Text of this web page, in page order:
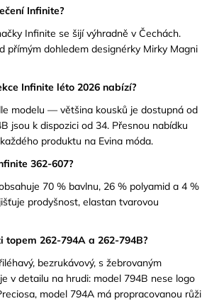
Infinite?
Infinite se šijí výhradně v Čechách.
přímým dohledem designérky Mirky Magni
Infinite léto 2026 nabízí?
modelu — většina kousků je dostupná od
jsou k dispozici od 34. Přesnou nabídku
produktu na Evina móda.
362-607?
70 % bavlnu, 26 % polyamid a 4 %
prodyšnost, elastan tvarovou
topem 262-794A a 262-794B?
bezrukávový, s žebrovaným
v detailu na hrudi: model 794B nese logo
model 794A má propracovanou růži